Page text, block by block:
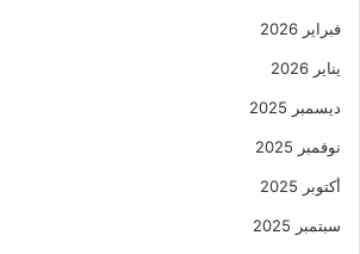
فبراير 2026
يناير 2026
ديسمبر 2025
نوفمبر 2025
أكتوبر 2025
سبتمبر 2025